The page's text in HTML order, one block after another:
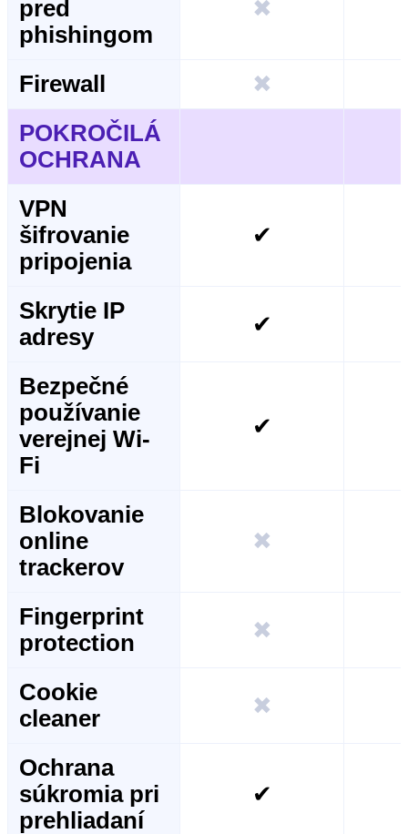
pred
phishingom
✖
Firewall
✖
POKROČILÁ
OCHRANA
VPN
šifrovanie
pripojenia
✔
Skrytie IP
adresy
✔
Bezpečné
používanie
verejnej Wi-
Fi
✔
Blokovanie
online
trackerov
✖
Fingerprint
protection
✖
Cookie
cleaner
✖
Ochrana
súkromia pri
prehliadaní
✔